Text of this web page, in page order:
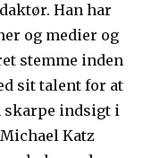
Han har
og medier og
stemme inden
sit talent for at
skarpe indsigt i
Katz